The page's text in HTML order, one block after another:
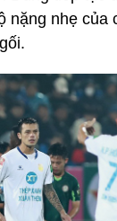
nặng nhẹ của